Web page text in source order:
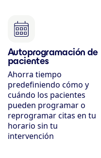
Autoprogramación de
pacientes
Ahorra tiempo
predefiniendo cómo y
cuándo los pacientes
pueden programar o
reprogramar citas en tu
horario sin tu
intervención